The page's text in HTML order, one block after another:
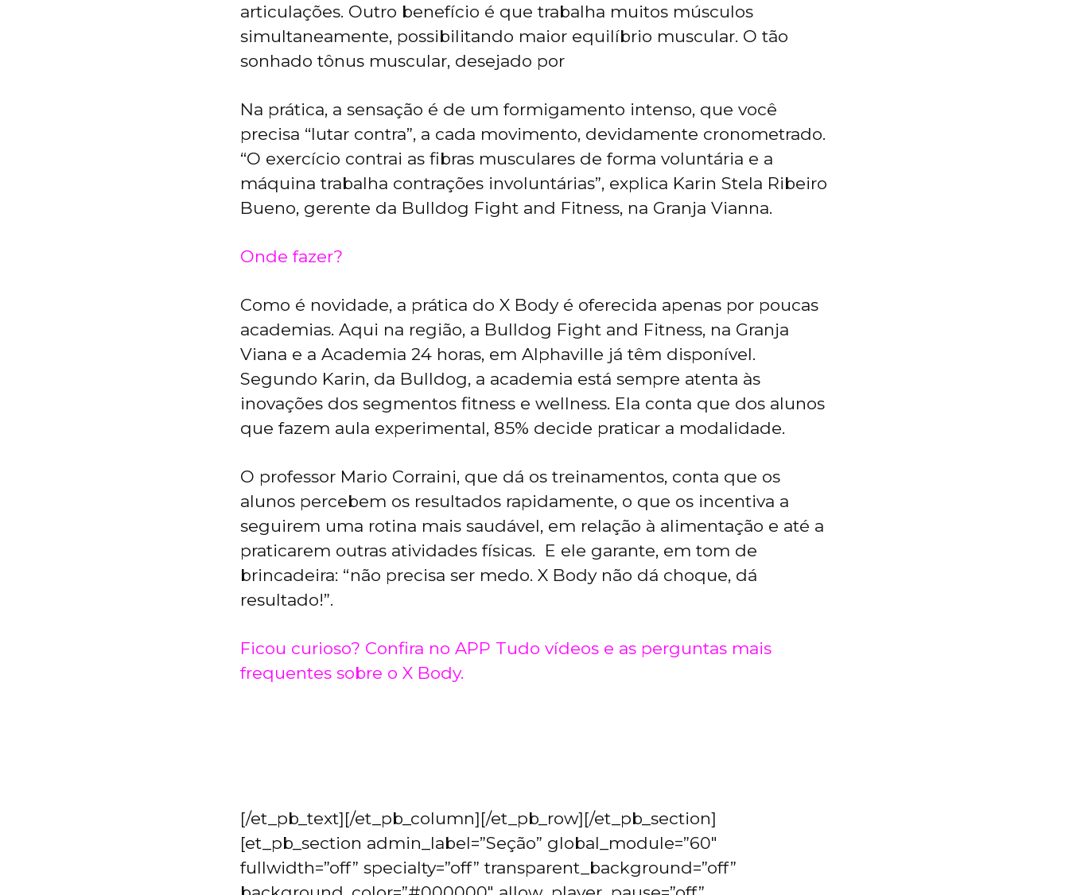
articulações. Outro benefício é que trabalha muitos músculos
simultaneamente, possibilitando maior equilíbrio muscular. O tão
sonhado tônus muscular, desejado por
Na prática, a sensação é de um formigamento intenso, que você
precisa “lutar contra”, a cada movimento, devidamente cronometrado.
“O exercício contrai as fibras musculares de forma voluntária e a
máquina trabalha contrações involuntárias”, explica Karin Stela Ribeiro
Bueno, gerente da Bulldog Fight and Fitness, na Granja Vianna.
Onde fazer?
Como é novidade, a prática do X Body é oferecida apenas por poucas
academias. Aqui na região, a Bulldog Fight and Fitness, na Granja
Viana e a Academia 24 horas, em Alphaville já têm disponível.
Segundo Karin, da Bulldog, a academia está sempre atenta às
inovações dos segmentos fitness e wellness. Ela conta que dos alunos
que fazem aula experimental, 85% decide praticar a modalidade.
O professor Mario Corraini, que dá os treinamentos, conta que os
alunos percebem os resultados rapidamente, o que os incentiva a
seguirem uma rotina mais saudável, em relação à alimentação e até a
praticarem outras atividades físicas. E ele garante, em tom de
brincadeira: “não precisa ser medo. X Body não dá choque, dá
resultado!”.
Ficou curioso? Confira no APP Tudo vídeos e as perguntas mais
frequentes sobre o X Body.
[/et_pb_text][/et_pb_column][/et_pb_row][/et_pb_section]
[et_pb_section admin_label=”Seção” global_module=”60″
fullwidth=”off” specialty=”off” transparent_background=”off”